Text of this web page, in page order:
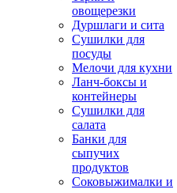
овощерезки
Дуршлаги и сита
Сушилки для
посуды
Мелочи для кухни
Ланч-боксы и
контейнеры
Сушилки для
салата
Банки для
сыпучих
продуктов
Соковыжималки и